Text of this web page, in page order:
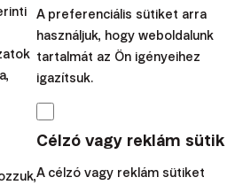
gondolkodik rajta, de még nem
lépésre.
és a hasznos dolgokat, és
két kedvezményt.
euró ingyenes kezelését
kedvezményt kapnak
A preferenciális sütiket arra
használjuk, hogy weboldalunk
tartalmát az Ön igényeihez
igazítsuk.
Célzó vagy reklám sütik
A célzó vagy reklám sütiket